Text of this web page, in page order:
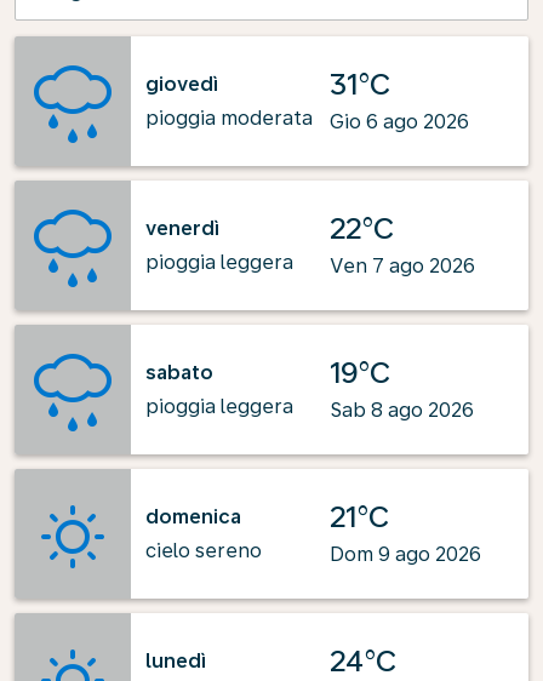
giovedì
pioggia moderata
31°C
Gio 6 ago 2026
venerdì
pioggia leggera
22°C
Ven 7 ago 2026
sabato
pioggia leggera
19°C
Sab 8 ago 2026
domenica
cielo sereno
21°C
Dom 9 ago 2026
lunedì
24°C